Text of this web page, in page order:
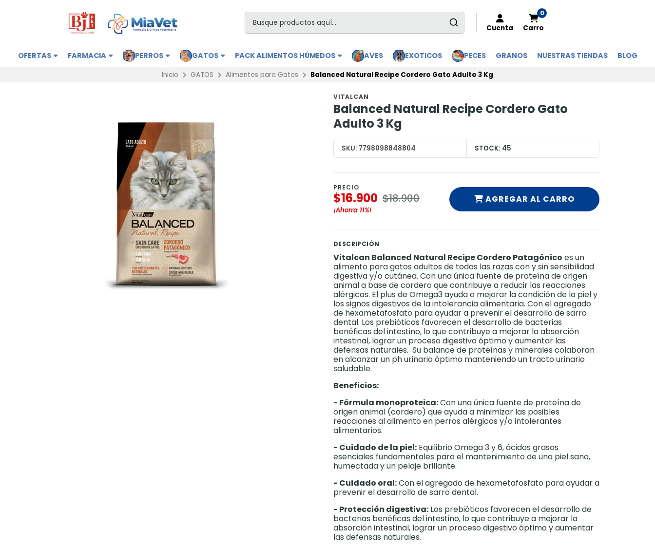
Cuenta
0
Carro
OFERTAS FARMACIA PERROS GATOS PACK ALIMENTOS HÚMEDOS AVES EXOTICOS PECES GRANOS NUESTRAS TIENDAS BLOG
Inicio GATOS Alimentos para Gatos Balanced Natural Recipe Cordero Gato Adulto 3 Kg
VITALCAN
Balanced Natural Recipe Cordero Gato
Adulto 3 Kg
SKU: 7798098848804 STOCK: 45
PRECIO
$16.900 $18.900
¡Ahorra 11%!
AGREGAR AL CARRO
DESCRIPCIÓN
Vitalcan Balanced Natural Recipe Cordero Patagónico es un
alimento para gatos adultos de todas las razas con y sin sensibilidad
digestiva y/o cutánea. Con una única fuente de proteína de origen
animal a base de cordero que contribuye a reducir las reacciones
alérgicas. El plus de Omega3 ayuda a mejorar la condición de la piel y
los signos digestivos de la intolerancia alimentaria. Con el agregado
de hexametafosfato para ayudar a prevenir el desarrollo de sarro
dental. Los prebióticos favorecen el desarrollo de bacterias
benéficas del intestino, lo que contribuye a mejorar la absorción
intestinal, lograr un proceso digestivo óptimo y aumentar las
defensas naturales. Su balance de proteínas y minerales colaboran
en alcanzar un ph urinario óptimo manteniendo un tracto urinario
saludable.
Beneficios:
- Fórmula monoproteica:Con una única fuente de proteína de
origen animal (cordero) que ayuda a minimizar las posibles
reacciones al alimento en perros alérgicos y/o intolerantes
alimentarios.
- Cuidado de la piel: Equilibrio Omega 3 y 6, ácidos grasos
esenciales fundamentales para el mantenimiento de una piel sana,
humectada y un pelaje brillante.
- Cuidado oral:Con el agregado de hexametafosfato para ayudar a
prevenir el desarrollo de sarro dental.
- Protección digestiva: Los prebióticos favorecen el desarrollo de
bacterias benéficas del intestino, lo que contribuye a mejorar la
absorción intestinal, lograr un proceso digestivo óptimo y aumentar
las defensas naturales.